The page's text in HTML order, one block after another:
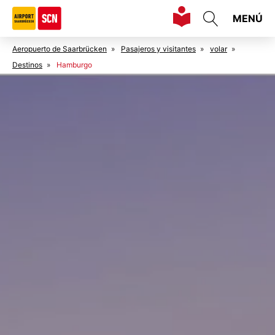
MENÚ
Aeropuerto de Saarbrücken » Pasajeros y visitantes » volar »
Destinos » Hamburgo